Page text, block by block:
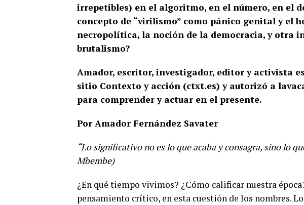
irrepetibles) en el algoritmo, en el número, en el
concepto de “virilismo” como pánico genital y el
necropolítica, la noción de la democracia, y otra
brutalismo?
Amador, escritor, investigador, editor y activista
sitio Contexto y acción (ctxt.es) y autorizó a
para comprender y actuar en el presente.
Por Amador Fernández Savater
“Lo significativo no es lo que acaba y consagra, sino lo
Mbembe)
¿En qué tiempo vivimos? ¿Cómo calificar nuestra
pensamiento crítico, en esta cuestión de los nombres.